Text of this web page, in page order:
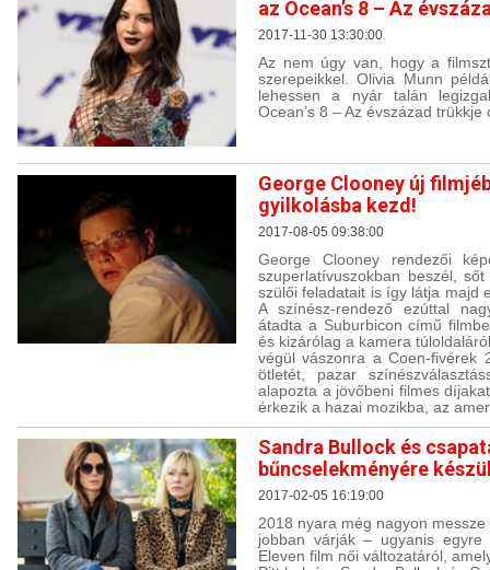
az Ocean’s 8 – Az
2017-11-30 13:30:00
Az nem úgy van, hogy a
szerepeikkel. Olivia Munn
lehessen a nyár talán
Ocean’s 8 – Az évszázad
George Clooney új
gyilkolásba kezd!
2017-08-05 09:38:00
George Clooney rendezői
szuperlatívuszokban beszél,
szülői feladatait is így látja majd
A színész-rendező ezúttal
átadta a Suburbicon című
és kizárólag a kamera
végül vászonra a Coen-fivérek
ötletét, pazar
alapozta a jövőbeni filmes
érkezik a hazai mozikba, az
Sandra Bullock és
bűncselekményére
2017-02-05 16:19:00
2018 nyara még nagyon
jobban várják – ugyanis
Eleven film női változatáról,